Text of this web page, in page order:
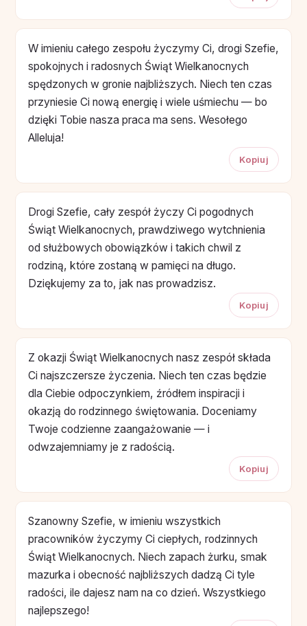
W imieniu całego zespołu życzymy Ci, drogi Szefie,
spokojnych i radosnych Świąt Wielkanocnych
spędzonych w gronie najbliższych. Niech ten czas
przyniesie Ci nową energię i wiele uśmiechu — bo
dzięki Tobie nasza praca ma sens. Wesołego
Alleluja!
Kopiuj
Drogi Szefie, cały zespół życzy Ci pogodnych
Świąt Wielkanocnych, prawdziwego wytchnienia
od służbowych obowiązków i takich chwil z
rodziną, które zostaną w pamięci na długo.
Dziękujemy za to, jak nas prowadzisz.
Kopiuj
Z okazji Świąt Wielkanocnych nasz zespół składa
Ci najszczersze życzenia. Niech ten czas będzie
dla Ciebie odpoczynkiem, źródłem inspiracji i
okazją do rodzinnego świętowania. Doceniamy
Twoje codzienne zaangażowanie — i
odwzajemniamy je z radością.
Kopiuj
Szanowny Szefie, w imieniu wszystkich
pracowników życzymy Ci ciepłych, rodzinnych
Świąt Wielkanocnych. Niech zapach żurku, smak
mazurka i obecność najbliższych dadzą Ci tyle
radości, ile dajesz nam na co dzień. Wszystkiego
najlepszego!